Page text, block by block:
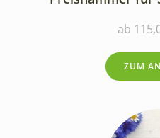
ab
ZUM